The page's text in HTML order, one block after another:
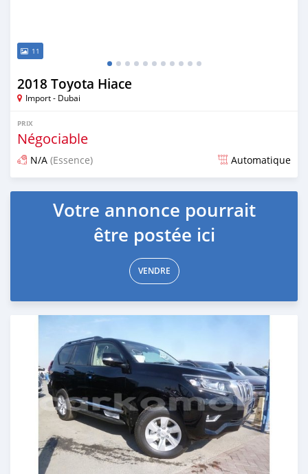
11
2018 Toyota Hiace
Import - Dubai
PRIX
Négociable
N/A (Essence) Automatique
Publié il y a presque 7 ans
Votre annonce pourrait
être postée ici
VENDRE